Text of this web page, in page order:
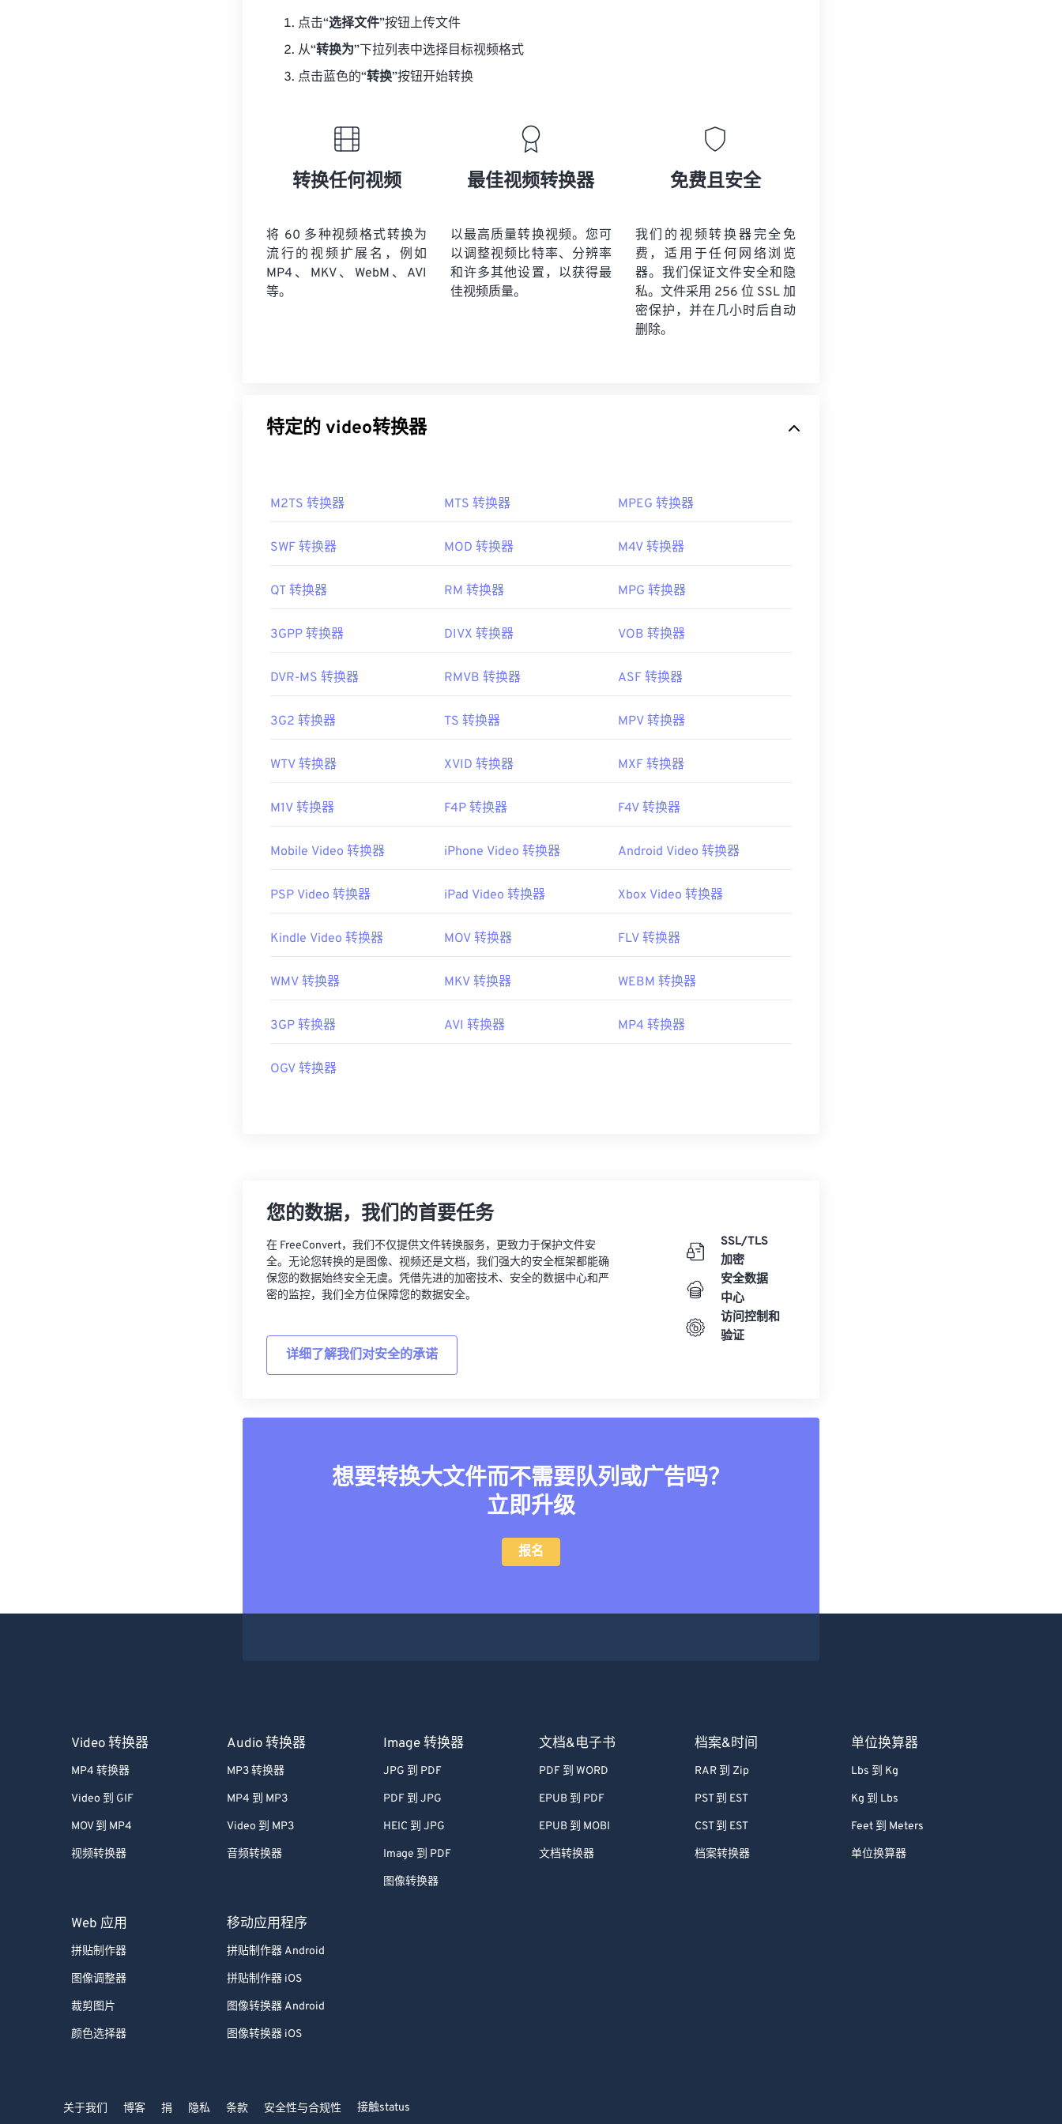
点击“选择文件”按钮上传文件
从“转换为”下拉列表中选择目标视频格式
点击蓝色的“转换”按钮开始转换
转换任何视频
将 60 多种视频格式转换为
流行的视频扩展名，例如
MP4、MKV、WebM、AVI
等。
最佳视频转换器
以最高质量转换视频。您可
以调整视频比特率、分辨率
和许多其他设置，以获得最
佳视频质量。
免费且安全
我们的视频转换器完全免
费，适用于任何网络浏览
器。我们保证文件安全和隐
私。文件采用 256 位 SSL 加
密保护，并在几小时后自动
删除。
特定的 video转换器
M2TS 转换器 MTS 转换器 MPEG 转换器
SWF 转换器 MOD 转换器 M4V 转换器
QT 转换器 RM 转换器 MPG 转换器
3GPP 转换器 DIVX 转换器 VOB 转换器
DVR-MS 转换器 RMVB 转换器 ASF 转换器
3G2 转换器 TS 转换器 MPV 转换器
WTV 转换器 XVID 转换器 MXF 转换器
M1V 转换器 F4P 转换器 F4V 转换器
Mobile Video 转换器 iPhone Video 转换器 Android Video 转换器
PSP Video 转换器 iPad Video 转换器 Xbox Video 转换器
Kindle Video 转换器 MOV 转换器 FLV 转换器
WMV 转换器 MKV 转换器 WEBM 转换器
3GP 转换器 AVI 转换器 MP4 转换器
OGV 转换器
您的数据，我们的首要任务
在 FreeConvert，我们不仅提供文件转换服务，更致力于保护文件安
全。无论您转换的是图像、视频还是文档，我们强大的安全框架都能确
保您的数据始终安全无虞。凭借先进的加密技术、安全的数据中心和严
密的监控，我们全方位保障您的数据安全。
详细了解我们对安全的承诺
SSL/TLS
加密
安全数据
中心
访问控制和
验证
想要转换大文件而不需要队列或广告吗？
立即升级
报名
Video 转换器
MP4 转换器
Video 到 GIF
MOV 到 MP4
视频转换器
Audio 转换器
MP3 转换器
MP4 到 MP3
Video 到 MP3
音频转换器
Image 转换器
JPG 到 PDF
PDF 到 JPG
HEIC 到 JPG
Image 到 PDF
图像转换器
文档&电子书
PDF 到 WORD
EPUB 到 PDF
EPUB 到 MOBI
文档转换器
档案&时间
RAR 到 Zip
PST 到 EST
CST 到 EST
档案转换器
单位换算器
Lbs 到 Kg
Kg 到 Lbs
Feet 到 Meters
单位换算器
Web 应用
拼贴制作器
图像调整器
裁剪图片
颜色选择器
移动应用程序
拼贴制作器 Android
拼贴制作器 iOS
图像转换器 Android
图像转换器 iOS
关于我们 博客 捐 隐私 条款 安全性与合规性 接触status